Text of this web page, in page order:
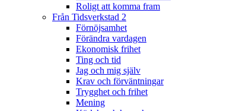
Roligt att komma fram
Från Tidsverkstad 2
Förnöjsamhet
Förändra vardagen
Ekonomisk frihet
Ting och tid
Jag och mig själv
Krav och förväntningar
Trygghet och frihet
Mening